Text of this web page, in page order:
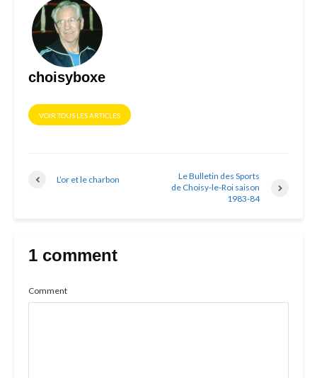
choisyboxe
VOIR TOUS LES ARTICLES
L’or et le charbon
Le Bulletin des Sports
de Choisy-le-Roi saison
1983-84
1 comment
Comment